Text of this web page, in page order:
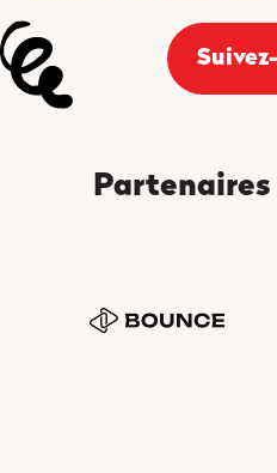
Partenaires